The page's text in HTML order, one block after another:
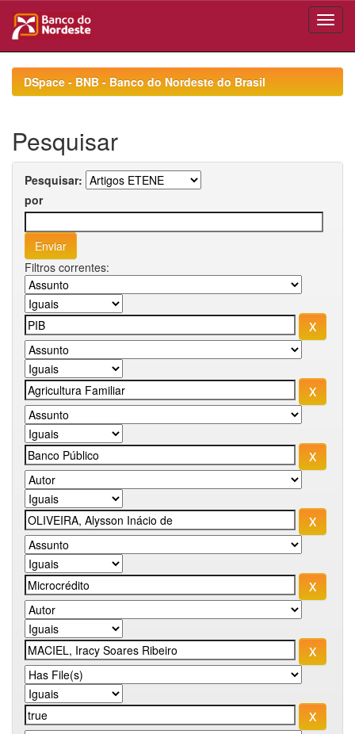
navigationDSpace - BNB - Banco do Nordeste do Brasil
Pesquisar
Pesquisar:
por
Filtros correntes: